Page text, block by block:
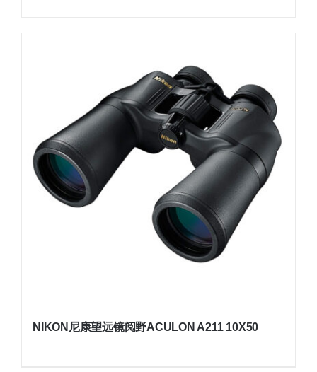
NIKON尼康望远镜阅野ACULON A211 10X50